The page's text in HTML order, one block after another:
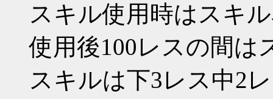
スキル使用時はスキ
使用後100レスの間は
スキルは下3レス中2